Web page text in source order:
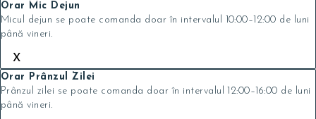
Orar Mic Dejun
Micul dejun se poate comanda doar în intervalul 10:00–12:00 de luni
până vineri.
X
Orar Prânzul Zilei
Prânzul zilei se poate comanda doar în intervalul 12:00–16:00 de luni
până vineri.